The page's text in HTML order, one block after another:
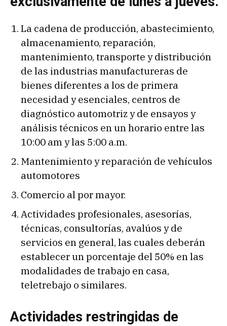
La cadena de producción, abastecimiento,
almacenamiento, reparación,
mantenimiento, transporte y distribución
de las industrias manufactureras de
bienes diferentes a los de primera
necesidad y esenciales, centros de
diagnóstico automotriz y de ensayos y
análisis técnicos en un horario entre las
10:00 am y las 5:00 a.m.
Mantenimiento y reparación de vehículos
automotores
Comercio al por mayor.
Actividades profesionales, asesorías,
técnicas, consultorías, avalúos y de
servicios en general, las cuales deberán
establecer un porcentaje del 50% en las
modalidades de trabajo en casa,
teletrebajo o similares.
Actividades restringidas de